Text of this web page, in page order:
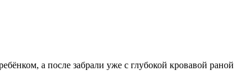
а после забрали уже с глубокой кровавой раной